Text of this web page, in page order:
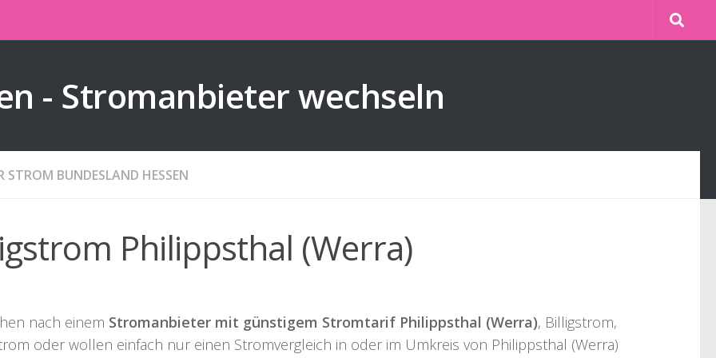
- Stromanbieter wechseln
STROM BUNDESLAND HESSEN
Philippsthal (Werra)
nach einem Stromanbieter mit günstigem Stromtarif Philippsthal (Werra), Billigstrom,
oder wollen einfach nur einen Stromvergleich in oder im Umkreis von Philippsthal (Werra)